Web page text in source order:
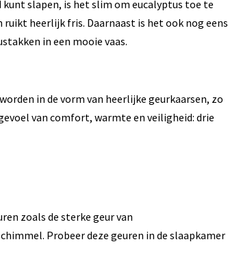
kunt slapen, is het slim om eucalyptus toe te
heerlijk fris. Daarnaast is het ook nog eens
in een mooie vaas.
in de vorm van heerlijke geurkaarsen, zo
van comfort, warmte en veiligheid: drie
zoals de sterke geur van
Probeer deze geuren in de slaapkamer